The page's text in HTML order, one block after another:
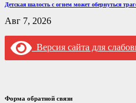
Детская шалость с огнем может обернуться
Авг 7, 2026
Версия сайта для
Форма обратной связи